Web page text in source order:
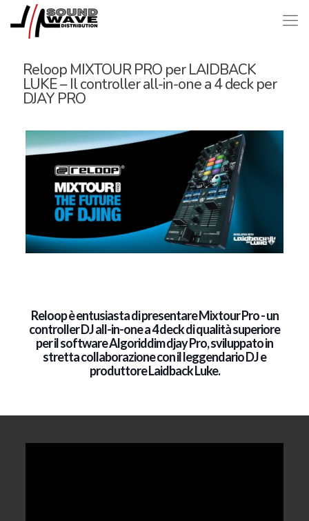
Reloop MIXTOUR PRO per LAIDBACK
LUKE – Il controller all-in-one a 4 deck per
DJAY PRO
Reloop è entusiasta di presentare Mixtour Pro - un
controller DJ all-in-one a 4 deck di qualità superiore
per il software Algoriddim djay Pro, sviluppato in
stretta collaborazione con il leggendario DJ e
produttore Laidback Luke.